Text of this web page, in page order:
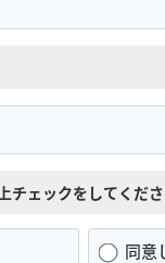
チェックをしてくだ
同意